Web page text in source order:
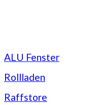
ALU Fenster
Rollladen
Raffstore